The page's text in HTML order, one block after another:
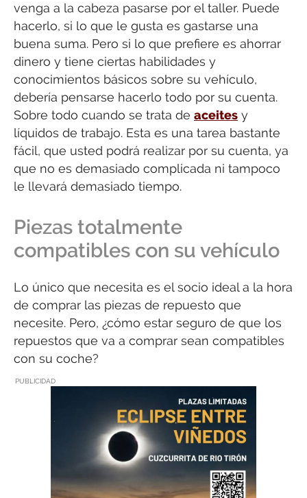
venga a la cabeza pasarse por el taller. Puede
hacerlo, si lo que le gusta es gastarse una
buena suma. Pero si lo que prefiere es ahorrar
dinero y tiene ciertas habilidades y
conocimientos básicos sobre su vehículo,
debería pensarse hacerlo todo por su cuenta.
Sobre todo cuando se trata de aceites y
líquidos de trabajo. Esta es una tarea bastante
fácil, que usted podrá realizar por su cuenta, ya
que no es demasiado complicada ni tampoco
le llevará demasiado tiempo.
Piezas totalmente
compatibles con su vehículo
Lo único que necesita es el socio ideal a la hora
de comprar las piezas de repuesto que
necesite. Pero, ¿cómo estar seguro de que los
repuestos que va a comprar sean compatibles
con su coche?
PUBLICIDAD